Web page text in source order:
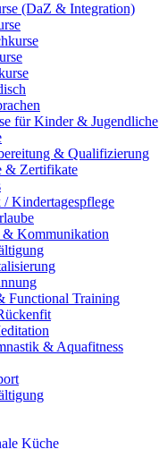
(DaZ & Integration)
für Kinder & Jugendliche
& Qualifizierung
& Zertifikate
/ Kindertagespflege
& Kommunikation
Functional Training
& Aquafitness
Küche